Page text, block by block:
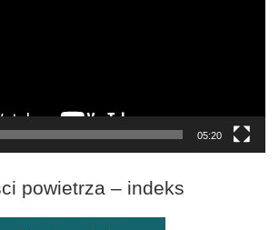
05:20
powietrza – indeks